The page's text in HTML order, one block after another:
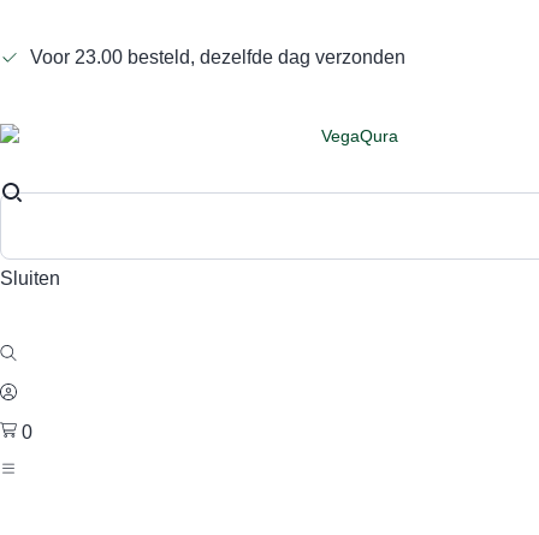
Voor 23.00 besteld, dezelfde dag verzonden
Sluiten
0